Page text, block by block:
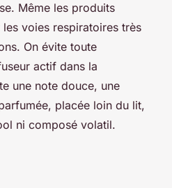
Même les produits
voies respiratoires très
On évite toute
actif dans la
une note douce, une
placée loin du lit,
ni composé volatil.